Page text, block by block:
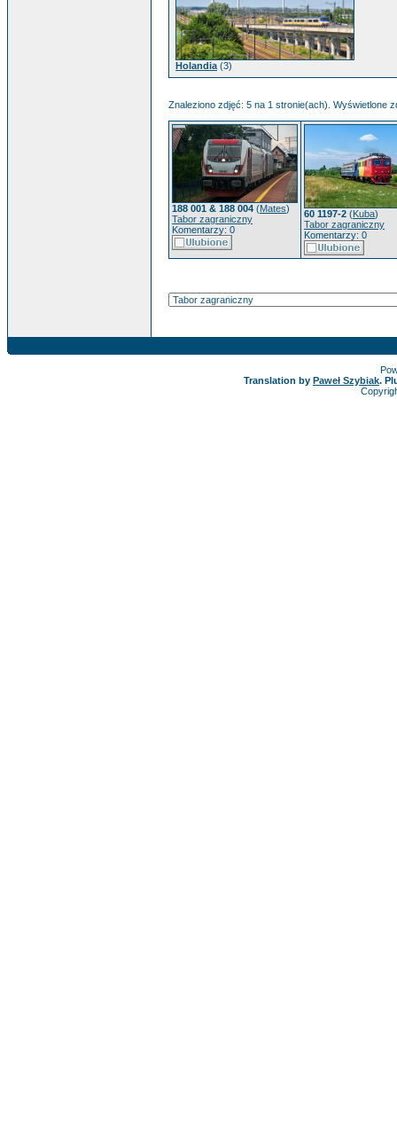
Holandia (3)
Znaleziono zdjęć: 5 na 1 stronie(ach). Wyświetlone
188 001 & 188 004 (Mates)
Tabor zagraniczny
Komentarzy: 0
60 1197-2 (Kuba)
Tabor zagraniczny
Komentarzy: 0
Translation by Paweł Szybiak.